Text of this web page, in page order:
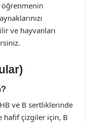
öğrenmenin
ve hayvanları
ve B sertliklerinde
hafif çizgiler için, B